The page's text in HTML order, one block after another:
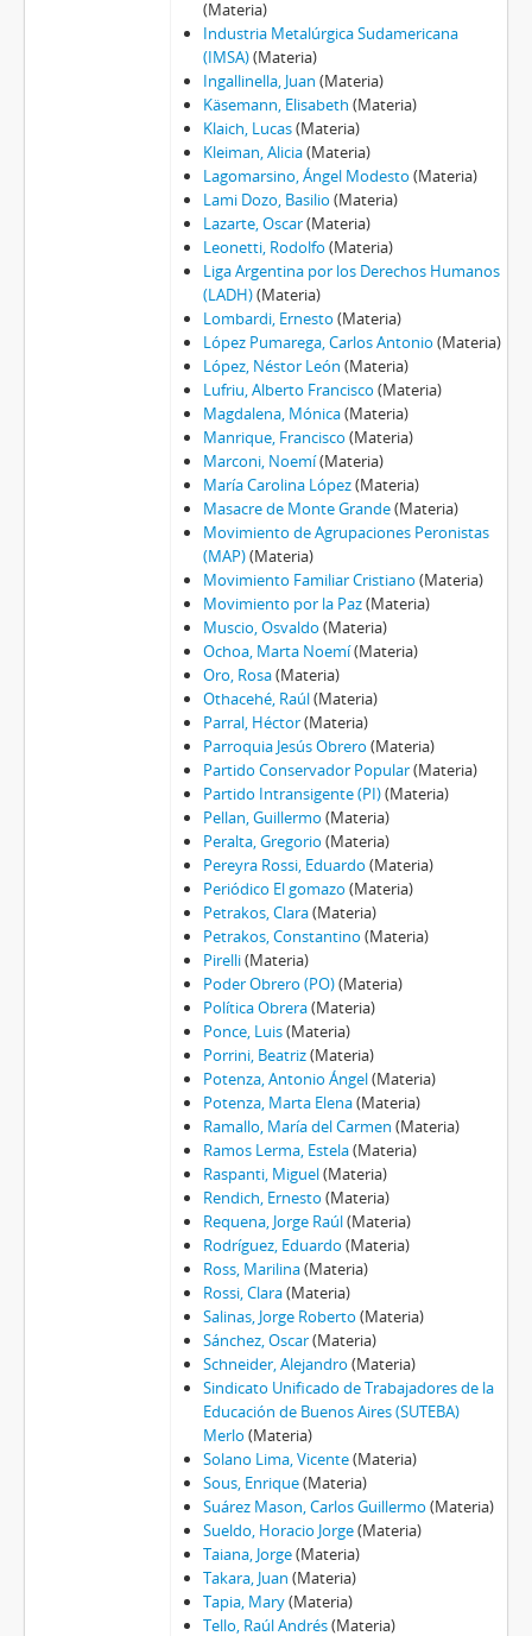
(Materia)
Industria Metalúrgica Sudamericana
(IMSA)(Materia)
Ingallinella, Juan (Materia)
Käsemann, Elisabeth (Materia)
Klaich, Lucas(Materia)
Kleiman, Alicia(Materia)
Lagomarsino, Ángel Modesto (Materia)
Lami Dozo, Basilio (Materia)
Lazarte, Oscar(Materia)
Leonetti, Rodolfo (Materia)
Liga Argentina por los Derechos Humanos
(LADH)(Materia)
Lombardi, Ernesto (Materia)
López Pumarega, Carlos Antonio (Materia)
López, Néstor León (Materia)
Lufriu, Alberto Francisco (Materia)
Magdalena, Mónica(Materia)
Manrique, Francisco (Materia)
Marconi, Noemí(Materia)
María Carolina López(Materia)
Masacre de Monte Grande(Materia)
Movimiento de Agrupaciones Peronistas
(MAP)(Materia)
Movimiento Familiar Cristiano (Materia)
Movimiento por la Paz(Materia)
Muscio, Osvaldo (Materia)
Ochoa, Marta Noemí(Materia)
Oro, Rosa(Materia)
Othacehé, Raúl(Materia)
Parral, Héctor(Materia)
Parroquia Jesús Obrero (Materia)
Partido Conservador Popular(Materia)
Partido Intransigente (PI)(Materia)
Pellan, Guillermo (Materia)
Peralta, Gregorio (Materia)
Pereyra Rossi, Eduardo (Materia)
Periódico El gomazo (Materia)
Petrakos, Clara(Materia)
Petrakos, Constantino (Materia)
Pirelli(Materia)
Poder Obrero (PO)(Materia)
Política Obrera(Materia)
Ponce, Luis(Materia)
Porrini, Beatriz(Materia)
Potenza, Antonio Ángel(Materia)
Potenza, Marta Elena(Materia)
Ramallo, María del Carmen (Materia)
Ramos Lerma, Estela(Materia)
Raspanti, Miguel(Materia)
Rendich, Ernesto (Materia)
Requena, Jorge Raúl(Materia)
Rodríguez, Eduardo (Materia)
Ross, Marilina(Materia)
Rossi, Clara(Materia)
Salinas, Jorge Roberto (Materia)
Sánchez, Oscar(Materia)
Schneider, Alejandro (Materia)
Sindicato Unificado de Trabajadores de la
Educación de Buenos Aires (SUTEBA)
Merlo (Materia)
Solano Lima, Vicente(Materia)
Sous, Enrique(Materia)
Suárez Mason, Carlos Guillermo (Materia)
Sueldo, Horacio Jorge(Materia)
Taiana, Jorge(Materia)
Takara, Juan (Materia)
Tapia, Mary(Materia)
Tello, Raúl Andrés(Materia)